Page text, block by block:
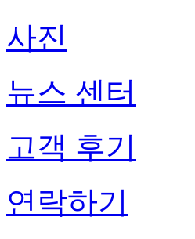
사진
뉴스 센터
고객 후기
연락하기